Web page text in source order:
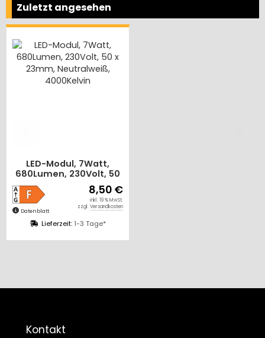
Zuletzt angesehen
LED-Modul, 7Watt,
680Lumen, 230Volt, 50
x 23mm, Neutralweiß,
4000Kelvin
Lieferzeit:1-3 Tage*
Datenblatt
8,50 €
inkl. 19 % MwSt.
zzgl. Versandkosten
Kontakt